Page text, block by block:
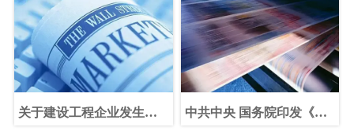
知
关于建设工程企业发生重
中共中央 国务院印发《国